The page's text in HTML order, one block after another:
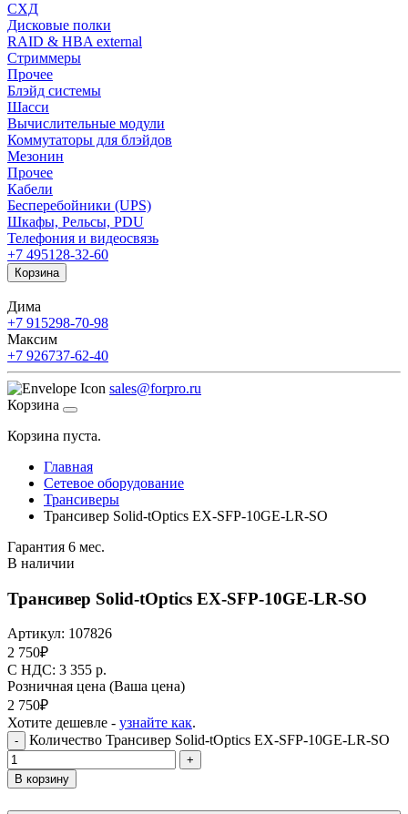
СХД
Дисковые полки
RAID & HBA external
Стриммеры
Прочее
Блэйд системы
Шасси
Вычислительные модули
Коммутаторы для блэйдов
Мезонин
Прочее
Кабели
Бесперебойники (UPS)
Шкафы, Рельсы, PDU
Телефония и видеосвязь
+7 495128-32-60
Корзина
Дима
+7 915298-70-98
Максим
+7 926737-62-40
sales@forpro.ru
Корзина
Корзина пуста.
Главная
Сетевое оборудование
Трансиверы
Трансивер Solid-tOptics EX-SFP-10GE-LR-SO
Гарантия 6 мес.
В наличии
Трансивер Solid-tOptics EX-SFP-10GE-LR-SO
Артикул: 107826
2 750₽
C НДС: 3 355 р.
Розничная цена (Ваша цена)
2 750₽
Хотите дешевле - узнайте как.
- Количество Трансивер Solid-tOptics EX-SFP-10GE-LR-SO
+
В корзину